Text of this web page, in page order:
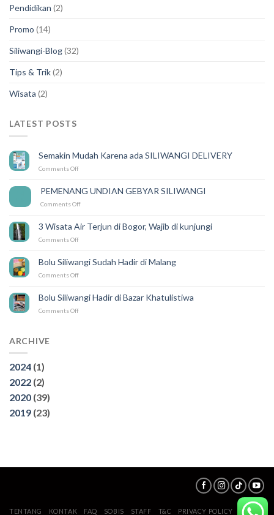
Pendidikan (2)
Promo (14)
Siliwangi-Blog(32)
Tips & Trik(2)
Wisata (2)
LATEST POSTS
Semakin Mudah Karena ada SILIWANGI DELIVERY
Comments Offon
Karena
ada
DELIVERY
PEMENANG UNDIAN GEBYAR SILIWANGI
Comments Offon
GEBYAR
3 Wisata Air Terjun di Bogor, Wajib di kunjungi
Comments Offon
Air
Terjun
Bogor,
Wajib
di
Bolu Siliwangi Sudah Hadir di Malang
Comments Offon
Sudah
Hadir
Bolu Siliwangi Hadir di Bazar Khatulistiwa
Comments Offon
ARCHIVE
2024 (1)
2022 (2)
2020 (39)
2019 (23)
TENTANG KONTAK FAQ SOBIS STAFF T&C PRIVACY POLICY